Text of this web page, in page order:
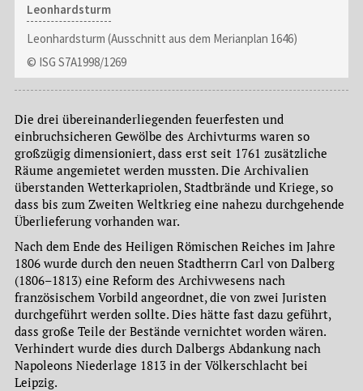
Leonhardsturm
Leonhardsturm (Ausschnitt aus dem Merianplan 1646)
© ISG S7A1998/1269
Die drei übereinanderliegenden feuerfesten und
einbruchsicheren Gewölbe des Archivturms waren so
großzügig dimensioniert, dass erst seit 1761 zusätzliche
Räume angemietet werden mussten. Die Archivalien
überstanden Wetterkapriolen, Stadtbrände und Kriege, so
dass bis zum Zweiten Weltkrieg eine nahezu durchgehende
Überlieferung vorhanden war.
Nach dem Ende des Heiligen Römischen Reiches im Jahre
1806 wurde durch den neuen Stadtherrn Carl von Dalberg
(1806–1813) eine Reform des Archivwesens nach
französischem Vorbild angeordnet, die von zwei Juristen
durchgeführt werden sollte. Dies hätte fast dazu geführt,
dass große Teile der Bestände vernichtet worden wären.
Verhindert wurde dies durch Dalbergs Abdankung nach
Napoleons Niederlage 1813 in der Völkerschlacht bei
Leipzig.